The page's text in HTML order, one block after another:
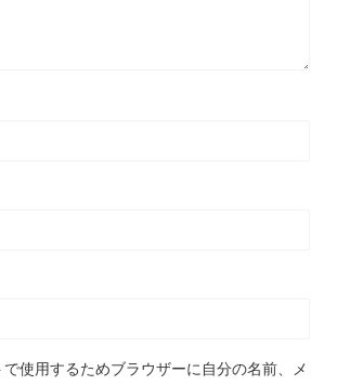
使用するためブラウザーに自分の名前、メ